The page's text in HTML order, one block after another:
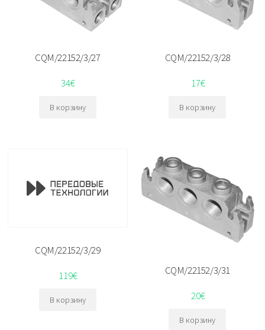
CQM/22152/3/27
34€
В корзину
CQM/22152/3/28
17€
В корзину
CQM/22152/3/29
119€
В корзину
CQM/22152/3/31
20€
В корзину